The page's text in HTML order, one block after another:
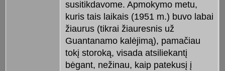
susitikdavome. Apmokymo metu,
kuris tais laikais (1951 m.) buvo labai
žiaurus (tikrai žiauresnis už
Guantanamo kalėjimą), pamačiau
tokį storoką, visada atsiliekantį
bėgant, nežinau, kaip patekusį į